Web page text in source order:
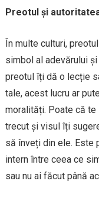
Preotul și
În multe culturi,
simbol al adevărului
preotul îți dă o lecție
tale, acest lucru ar
moralități. Poate că te
trecut și visul îți
să înveți din ele. Este
intern între ceea ce
sau nu ai făcut până